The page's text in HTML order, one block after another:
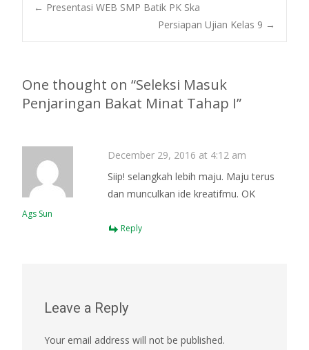
Post navigation
← Presentasi WEB SMP Batik PK Ska
Persiapan Ujian Kelas 9 →
One thought on “Seleksi Masuk
Penjaringan Bakat Minat Tahap I”
Ags Sun
December 29, 2016 at 4:12 am
Siip! selangkah lebih maju. Maju terus
dan munculkan ide kreatifmu. OK
Reply
Leave a Reply
Your email address will not be published.